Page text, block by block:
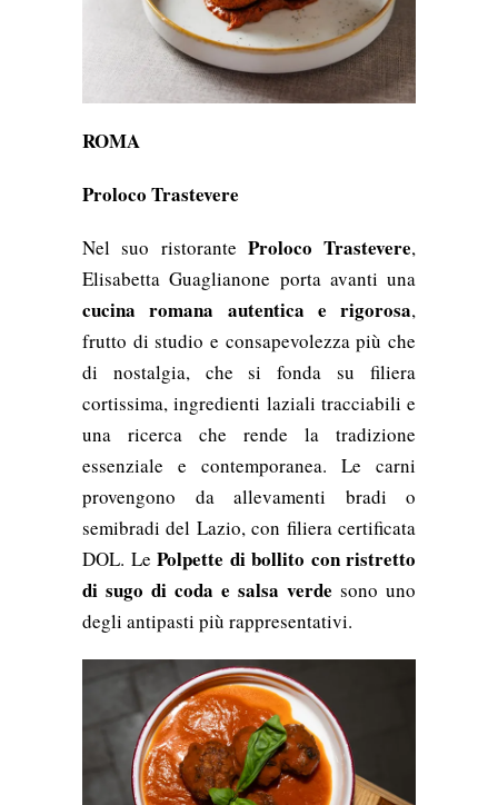
ROMA
Proloco Trastevere
Nel suo ristorante Proloco Trastevere,
Elisabetta Guaglianone porta avanti una
cucina romana autentica e rigorosa,
frutto di studio e consapevolezza più che
di nostalgia, che si fonda su filiera
cortissima, ingredienti laziali tracciabili e
una ricerca che rende la tradizione
essenziale e contemporanea. Le carni
provengono da allevamenti bradi o
semibradi del Lazio, con filiera certificata
DOL. Le Polpette di bollito con ristretto
di sugo di coda e salsa verde sono uno
degli antipasti più rappresentativi.